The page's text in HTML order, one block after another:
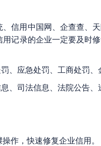
信用中国网、企查查、
记录的企业一定要及时
、应急处罚、工商处罚
、司法信息、法院公告
作，快速修复企业信用。